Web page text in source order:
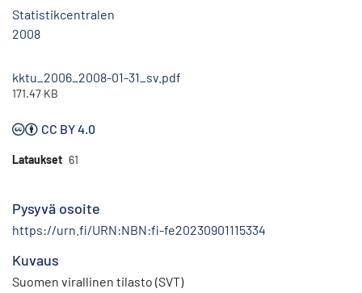
Statistikcentralen
2008
kktu_2006_2008-01-31_sv.pdf
171.47 KB
CC BY 4.0
Lataukset 61
Pysyvä osoite
https://urn.fi/URN:NBN:fi-fe20230901115334
Kuvaus
Suomen virallinen tilasto (SVT)